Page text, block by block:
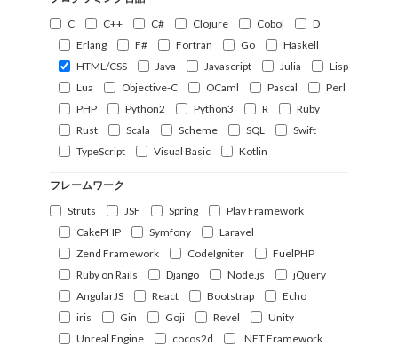
C
C++ C# Clojure Cobol
D
Erlang
F# Fortran Go
Haskell
HTML/CSS
Java Javascript Julia
Lisp
Lua
Objective-C OCaml Pascal
Perl
PHP
Python2 Python3 R
Ruby
Rust
Scala Scheme SQL
Swift
TypeScript
Visual Basic Kotlin
フレームワーク
Struts
JSF Spring
Play Framework
CakePHP
Symfony
Laravel
Zend Framework
CodeIgniter
FuelPHP
Ruby on Rails
Django Node.js
jQuery
AngularJS
React Bootstrap
Echo
iris
Gin Goji Revel
Unity
Unreal Engine
cocos2d
.NET Framework